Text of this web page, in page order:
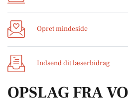
Opret mindeside
Indsend dit læserbidrag
OPSLAG FRA